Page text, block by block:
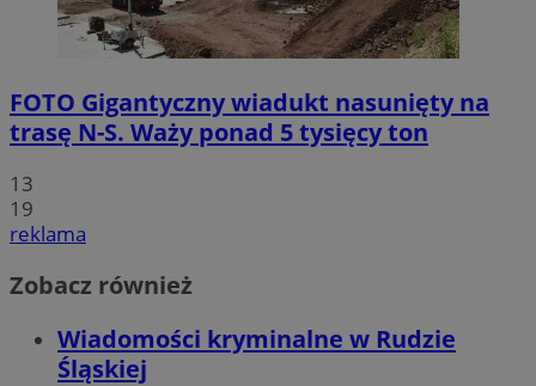
FOTO Gigantyczny wiadukt nasunięty na
trasę N-S. Waży ponad 5 tysięcy ton
13
19
reklama
Zobacz również
Wiadomości kryminalne w Rudzie
Śląskiej